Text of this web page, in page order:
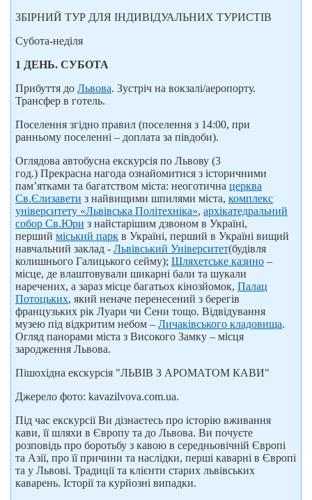
ЗБІРНИЙ ТУР ДЛЯ ІНДИВІДУАЛЬНИХ ТУРИСТІВ
Субота-неділя
1 ДЕНЬ. СУБОТА
Прибуття до Львова. Зустріч на вокзалі/аеропорту.
Трансфер в готель.
Поселення згідно правил (поселення з 14:00, при
ранньому поселенні – доплата за півдоби).
Оглядова автобусна екскурсія по Львову (3
год.) Прекрасна нагода ознайомитися з історичними
пам’ятками та багатством міста: неоготична церква
Св.Єлизавети з найвищими шпилями міста, комплекс
університету «Львівська Політехніка», архікатедральний
собор Св.Юри з найстарішим дзвоном в Україні,
перший міський парк в Україні, перший в Україні вищий
навчальний заклад - Львівський Університет(будівля
колишнього Галицького сейму); Шляхетське казино –
місце, де влаштовували шикарні бали та шукали
наречених, а зараз місце багатьох кінозйомок, Палац
Потоцьких, який неначе перенесений з берегів
французьких рік Луари чи Сени тощо. Відвідування
музею під відкритим небом – Личаківського кладовища.
Огляд панорами міста з Високого Замку – місця
зародження Львова.
Пішохідна екскурсія "ЛЬВІВ З АРОМАТОМ КАВИ"
Джерело фото: kavazilvova.com.ua.
Під час екскурсії Ви дізнаєтесь про історію вживання
кави, її шляхи в Європу та до Львова. Ви почуєте
розповідь про боротьбу з кавою в середньовічній Європі
та Азії, про її причини та наслідки, перші каварні в Європі
та у Львові. Традиції та клієнти старих львівських
каварень. Історії та курйозні випадки.